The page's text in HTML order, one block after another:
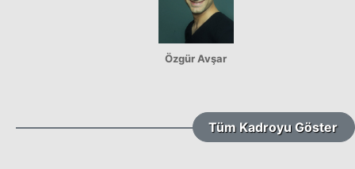
Özgür Avşar
Tüm Kadroyu Göster